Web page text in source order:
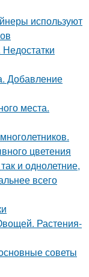
используют
Добавление
места.
цветения
и однолетние,
всего
Растения-
советы